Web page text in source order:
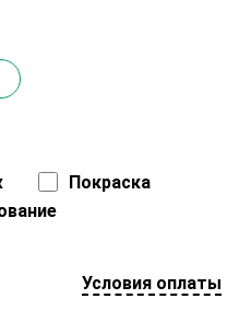
Покраска
Условия оплаты